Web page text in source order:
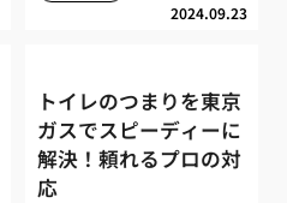
2024.09.23
トイレのつまりを東京
ガスでスピーディーに
解決！頼れるプロの対
応